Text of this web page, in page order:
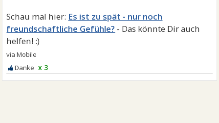
Es ist zu spät - nur noch
freundschaftliche Gefühle?
x 3